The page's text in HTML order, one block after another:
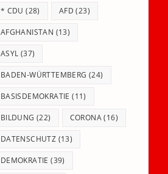
* CDU (28) AFD (23)
AFGHANISTAN (13)
ASYL (37)
BADEN-WÜRTTEMBERG (24)
BASISDEMOKRATIE (11)
BILDUNG (22) CORONA(16)
DATENSCHUTZ (13)
DEMOKRATIE (39)